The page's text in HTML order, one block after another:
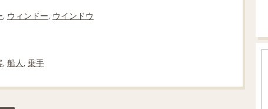
, ウィンドー, ウインドウ
, 船人, 乗手